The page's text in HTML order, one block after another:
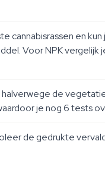
cannabisrassen en
Voor NPK vergelijk
de
je nog 6 tests
de gedrukte